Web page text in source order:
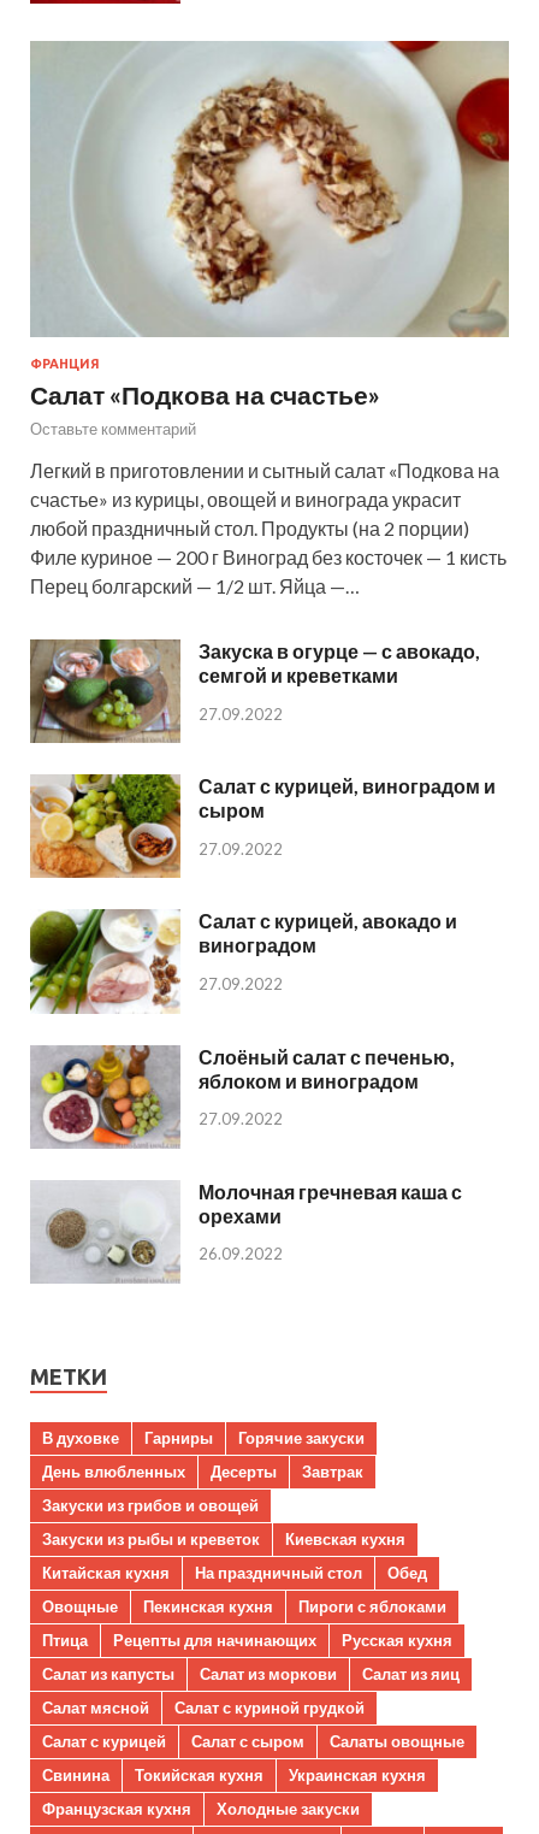
ФРАНЦИЯ
Салат «Подкова на счастье»
Оставьте комментарий
Легкий в приготовлении и сытный салат «Подкова на
счастье» из курицы, овощей и винограда украсит
любой праздничный стол. Продукты (на 2 порции)
Филе куриное — 200 г Виноград без косточек — 1 кисть
Перец болгарский — 1/2 шт. Яйца —…
Закуска в огурце — с авокадо,
семгой и креветками
27.09.2022
Салат с курицей, виноградом и
сыром
27.09.2022
Салат с курицей, авокадо и
виноградом
27.09.2022
Слоёный салат с печенью,
яблоком и виноградом
27.09.2022
Молочная гречневая каша с
орехами
26.09.2022
МЕТКИ
В духовке Гарниры
Горячие закуски
День влюбленных
Десерты
Завтрак
Закуски из грибов и овощей
Закуски из рыбы и креветок
Киевская кухня
Китайская кухня
На праздничный стол
Обед
Овощные
Пекинская кухня
Пироги с яблоками
Птица
Рецепты для начинающих
Русская кухня
Салат из капусты
Салат из моркови
Салат из яиц
Салат мясной
Салат с куриной грудкой
Салат с курицей
Салат с сыром
Салаты овощные
Свинина
Токийская кухня
Украинская кухня
Французская кухня
Холодные закуски